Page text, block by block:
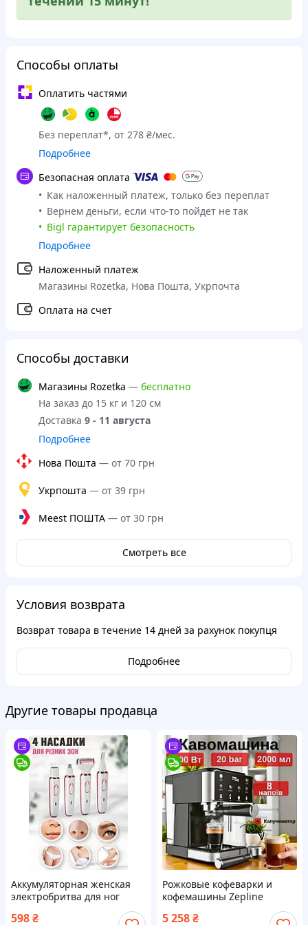
Способы оплаты
Оплатить частями
Без переплат*, от 278 ₴/мес.
Подробнее
Безопасная оплата
Как наложенный платеж, только без переплат
Вернем деньги, если что-то пойдет не так
Bigl гарантирует безопасность
Подробнее
Наложенный платеж
Магазины Rozetka, Нова Пошта, Укрпочта
Оплата на счет
Способы доставки
Магазины Rozetka — бесплатно
На заказ до 15 кг и 120 см
Доставка 9 - 11 августа
Подробнее
Нова Пошта — от 70 грн
Укрпошта — от 39 грн
Meest ПОШТА — от 30 грн
Смотреть все
Условия возврата
Возврат товара в течение 14 дней за рахунок покупця
Подробнее
Другие товары продавца
Аккумуляторная женская
электробритва для ног
Триммер женский бритва
для лица и бикини
598₴
Рожковые кофеварки и
кофемашины Zepline
автоматические с дисплеем
Маленькая кофемашина
5 258₴